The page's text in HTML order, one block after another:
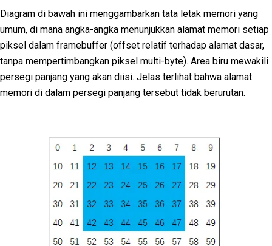
Diagram di bawah ini menggambarkan tata letak memori yang
umum, di mana angka-angka menunjukkan alamat memori setiap
piksel dalam framebuffer (offset relatif terhadap alamat dasar,
tanpa mempertimbangkan piksel multi-byte). Area biru mewakili
persegi panjang yang akan diisi. Jelas terlihat bahwa alamat
memori di dalam persegi panjang tersebut tidak berurutan.